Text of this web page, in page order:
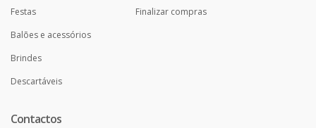
Festas
Balões e acessórios
Brindes
Descartáveis
Finalizar compras
Contactos